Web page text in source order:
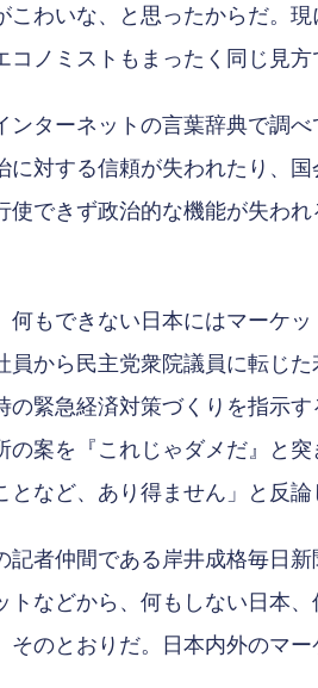
こわいな、と思ったからだ。
ノミストもまったく同じ見方
ターネットの言葉辞典で調
に対する信頼が失われたり、
できず政治的な機能が失わ
もできない日本にはマーケッ
から民主党衆院議員に転じ
緊急経済対策づくりを指示
の案を『これじゃダメだ』と
など、あり得ません」と反論
記者仲間である岸井成格毎日
などから、何もしない日本
そのとおりだ。日本内外のマ